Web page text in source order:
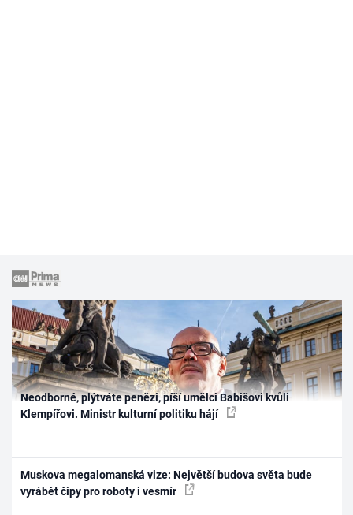
Neodborné, plýtváte penězi, píší umělci Babišovi kvůli
Klempířovi. Ministr kulturní politiku hájí
Muskova megalomanská vize: Největší budova světa bude
vyrábět čipy pro roboty i vesmír